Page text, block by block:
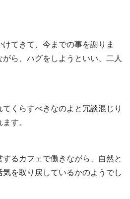
てきて、今までの事を謝りま
ら、ハグをしようといい、二人
くらすべきなのよと冗談混じり
す。
るカフェで働きながら、自然と
を取り戻しているかのようでし